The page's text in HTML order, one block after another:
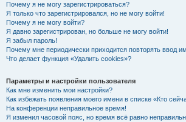
Почему я не могу зарегистрироваться?
Я только что зарегистрировался, но не могу войти!
Почему я не могу войти?
Я давно зарегистрирован, но больше не могу войти!
Я забыл пароль!
Почему мне периодически приходится повторять ввод
Что делает функция «Удалить cookies»?
Параметры и настройки пользователя
Как мне изменить мои настройки?
Как избежать появления моего имени в списке «Кто
На конференции неправильное время!
Я изменил часовой пояс, но время всё равно